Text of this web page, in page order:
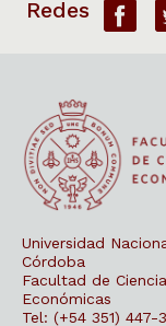
Universidad
Córdoba
Facultad de
Económicas
Tel: (+54 351) 447-